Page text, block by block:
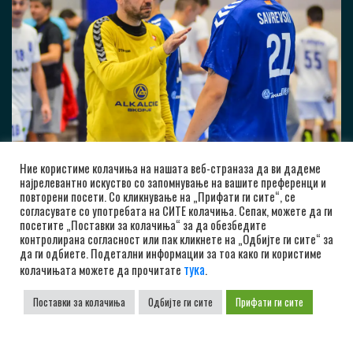
Ние користиме колачиња на нашата веб-страназа да ви дадеме
најрелевантно искуство со запомнување на вашите преференци и
повторени посети. Со кликнување на „Прифати ги сите“, се
согласувате со употребата на СИТЕ колачиња. Сепак, можете да ги
посетите „Поставки за колачиња“ за да обезбедите
контролирана согласност или пак кликнете на „Одбијте ги сите“ за
да ги одбиете. Подетални информации за тоа како ги користиме
колачињата можете да прочитате тука.
Поставки за колачиња Одбијте ги сите Прифати ги сите